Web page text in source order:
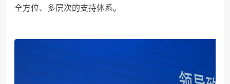
全方位、多层次的支持体系。